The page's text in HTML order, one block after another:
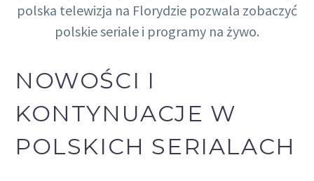
polska telewizja na Florydzie pozwala zobaczyć
polskie seriale i programy na żywo.
NOWOŚCI I
KONTYNUACJE W
POLSKICH SERIALACH